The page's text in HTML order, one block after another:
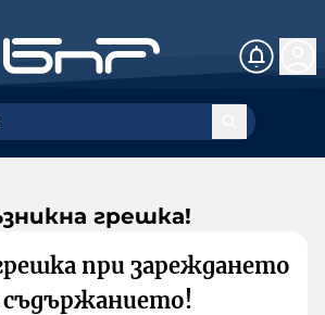
грешка!
при зареждането
съдържанието!